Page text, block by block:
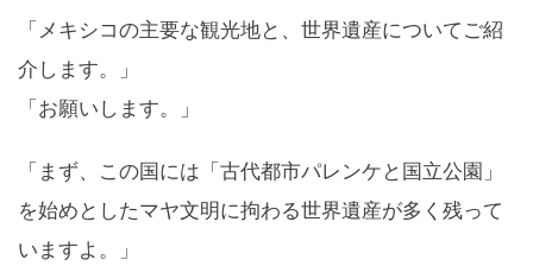
「メキシコの主要な観光地と、世界遺産についてご紹
介します。」
「お願いします。」
「まず、この国には「古代都市パレンケと国立公園」
を始めとしたマヤ文明に拘わる世界遺産が多く残って
いますよ。」